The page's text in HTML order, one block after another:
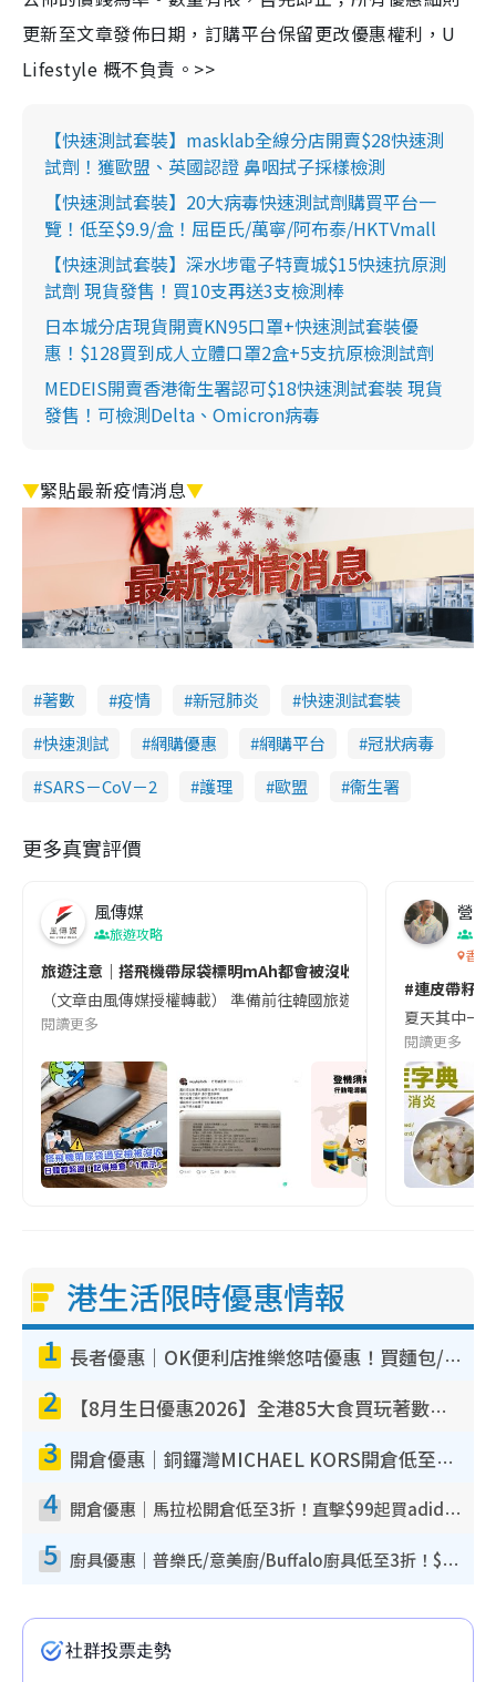
更新至文章發佈日期，訂購平台保留更改優惠權利，U
Lifestyle 概不負責。>>
【快速測試套裝】masklab全線分店開賣$28快速測
試劑！獲歐盟、英國認證 鼻咽拭子採樣檢測
【快速測試套裝】20大病毒快速測試劑購買平台一
覽！低至$9.9/盒！屈臣氏/萬寧/阿布泰/HKTVmall
【快速測試套裝】深水埗電子特賣城$15快速抗原測
試劑 現貨發售！買10支再送3支檢測棒
日本城分店現貨開賣KN95口罩+快速測試套裝優
惠！$128買到成人立體口罩2盒+5支抗原檢測試劑
MEDEIS開賣香港衛生署認可$18快速測試套裝 現貨
發售！可檢測Delta、Omicron病毒
▼緊貼最新疫情消息▼
著數 疫情 新冠肺炎
快速測試套裝
快速測試
網購優惠 網購平台
冠狀病毒
SARS－CoV－2
護理 歐盟 衞生署
更多真實評價
風傳媒
旅遊攻略
旅遊注意｜搭飛機帶尿袋標明mAh都會被沒收😱出發前切記檢查
（文章由風傳媒授權轉載） 準備前往韓國旅遊的民眾，近期要
閱讀更多
營養
香港
#連皮帶籽
夏天其中一
閱讀更多
港生活限時優惠情報
1 長者優惠｜OK便利店推樂悠咭優惠！買麵包/牛奶/保健品拍卡即減
2 【8月生日優惠2026】全港85大食買玩著數攻略 自助餐/火鍋放題同行免費＋誠品/DONKI送現金券
3 開倉優惠｜銅鑼灣MICHAEL KORS開倉低至17折！直擊$500起買手袋/銀包/鞋款 必買經典Jet Set系列
4 開倉優惠｜馬拉松開倉低至3折！直擊$99起買adidas／New Balance／Puma鞋款 STANLEY保溫杯劈價至$119起
5 廚具優惠｜普樂氏/意美廚/Buffalo廚具低至3折！$89起買煎鍋／炒鑊／個人鍋 同場小家電激減至$99起